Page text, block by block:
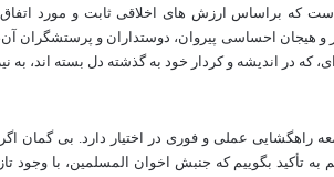
که براساس ارزش های اخلاقی ثابت و مورد
هیجان احساسی پیروان، دوستداران و پرستشگران
که در اندیشه و کردار خود به گذشته دل بسته اند، به
راهگشایی عملی و فوری در اختیار دارد. بی گمان
به تأکید بگوییم که جنبش اخوان المسلمین، با وجود